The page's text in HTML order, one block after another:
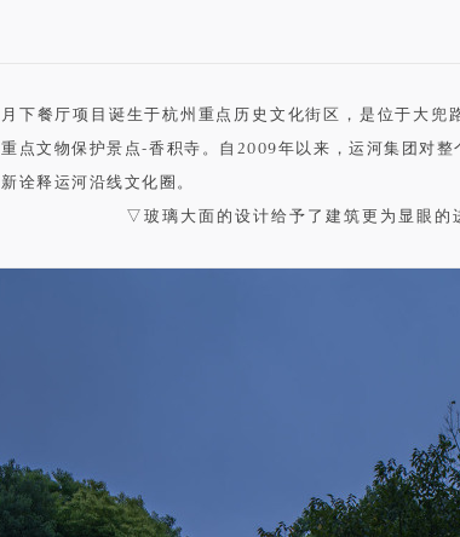
月下餐厅项目诞生于杭州重点历史文化街区，是位于大
重点文物保护景点-香积寺。自2009年以来，运河集团对
新诠释运河沿线文化圈。
▽玻璃大面的设计给予了建筑更为显眼